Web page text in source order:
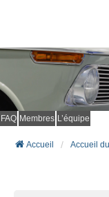
FAQ Membres L’équipe
Accueil Accueil